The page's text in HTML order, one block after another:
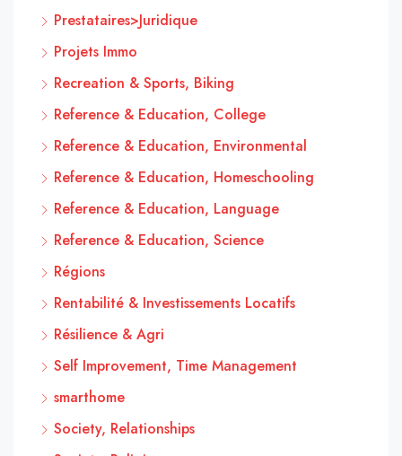
Prestataires>Juridique
Projets Immo
Recreation & Sports, Biking
Reference & Education, College
Reference & Education, Environmental
Reference & Education, Homeschooling
Reference & Education, Language
Reference & Education, Science
Régions
Rentabilité & Investissements Locatifs
Résilience & Agri
Self Improvement, Time Management
smarthome
Society, Relationships